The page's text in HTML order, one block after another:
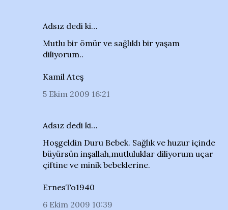
Adsız dedi ki…
Mutlu bir ömür ve sağlıklı bir yaşam
diliyorum..
Kamil Ateş
5 Ekim 2009 16:21
Adsız dedi ki…
Hoşgeldin Duru Bebek. Sağlık ve huzur içinde
büyürsün inşallah,mutluluklar diliyorum uçar
çiftine ve minik bebeklerine.
ErnesTo1940
6 Ekim 2009 10:39